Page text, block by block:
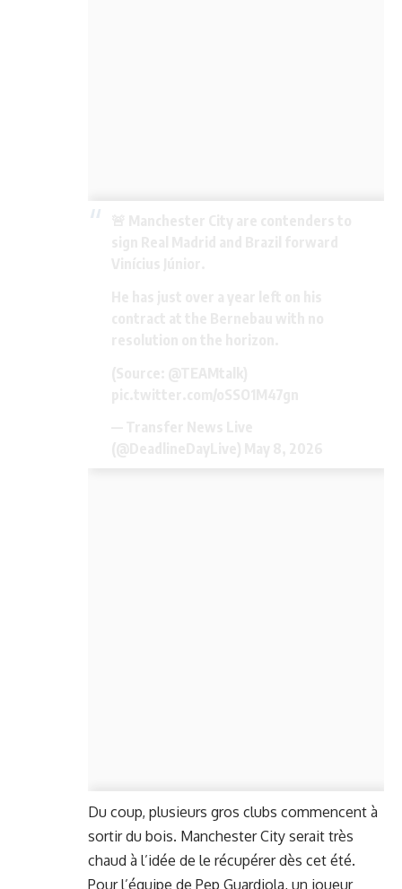
Du coup, plusieurs gros clubs commencent à
sortir du bois. Manchester City serait très
chaud à l’idée de le récupérer dès cet été.
Pour l’équipe de Pep Guardiola, un joueur